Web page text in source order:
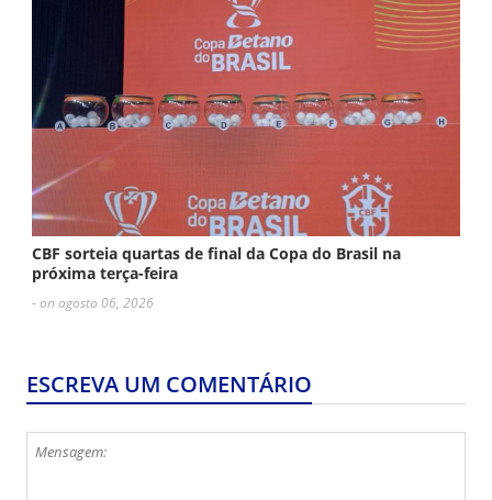
CBF sorteia quartas de final da Copa do Brasil na
próxima terça-feira
- on agosto 06, 2026
ESCREVA UM COMENTÁRIO